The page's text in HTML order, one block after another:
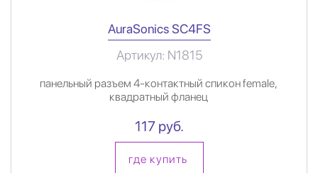
AuraSonics SC4FS
Артикул: N1815
панельный разъем 4-контактный спикон female,
квадратный фланец
117 руб.
где купить